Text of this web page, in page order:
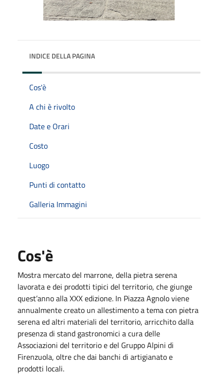
INDICE DELLA PAGINA
Cos'è
A chi è rivolto
Date e Orari
Costo
Luogo
Punti di contatto
Galleria Immagini
Cos'è
Mostra mercato del marrone, della pietra serena
lavorata e dei prodotti tipici del territorio, che giunge
quest’anno alla XXX edizione. In Piazza Agnolo viene
annualmente creato un allestimento a tema con pietra
serena ed altri materiali del territorio, arricchito dalla
presenza di stand gastronomici a cura delle
Associazioni del territorio e del Gruppo Alpini di
Firenzuola, oltre che dai banchi di artigianato e
prodotti locali.